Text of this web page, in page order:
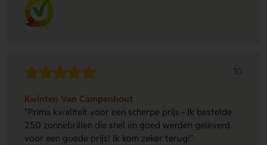
10
Kwinten Van Campenhout
"Prima kwaliteit voor een scherpe prijs - Ik bestelde
250 zonnebrillen die snel en goed werden geleverd
voor een goede prijs! Ik kom zeker terug!"